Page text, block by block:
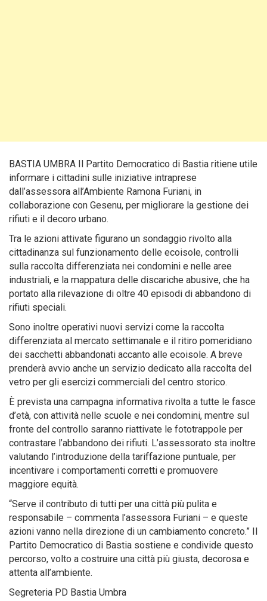
BASTIA UMBRA Il Partito Democratico di Bastia ritiene utile
informare i cittadini sulle iniziative intraprese
dall’assessora all’Ambiente Ramona Furiani, in
collaborazione con Gesenu, per migliorare la gestione dei
rifiuti e il decoro urbano.
Tra le azioni attivate figurano un sondaggio rivolto alla
cittadinanza sul funzionamento delle ecoisole, controlli
sulla raccolta differenziata nei condomini e nelle aree
industriali, e la mappatura delle discariche abusive, che ha
portato alla rilevazione di oltre 40 episodi di abbandono di
rifiuti speciali.
Sono inoltre operativi nuovi servizi come la raccolta
differenziata al mercato settimanale e il ritiro pomeridiano
dei sacchetti abbandonati accanto alle ecoisole. A breve
prenderà avvio anche un servizio dedicato alla raccolta del
vetro per gli esercizi commerciali del centro storico.
È prevista una campagna informativa rivolta a tutte le fasce
d’età, con attività nelle scuole e nei condomini, mentre sul
fronte del controllo saranno riattivate le fototrappole per
contrastare l’abbandono dei rifiuti. L’assessorato sta inoltre
valutando l’introduzione della tariffazione puntuale, per
incentivare i comportamenti corretti e promuovere
maggiore equità.
“Serve il contributo di tutti per una città più pulita e
responsabile – commenta l’assessora Furiani – e queste
azioni vanno nella direzione di un cambiamento concreto.” Il
Partito Democratico di Bastia sostiene e condivide questo
percorso, volto a costruire una città più giusta, decorosa e
attenta all’ambiente.
Segreteria PD Bastia Umbra